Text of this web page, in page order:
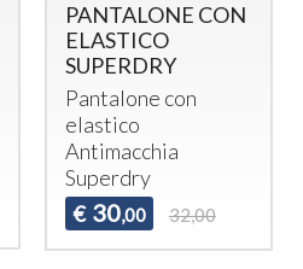
PANTALONE CON
ELASTICO
SUPERDRY
Pantalone con
elastico
Antimacchia
Superdry
€ 30,00 32,00